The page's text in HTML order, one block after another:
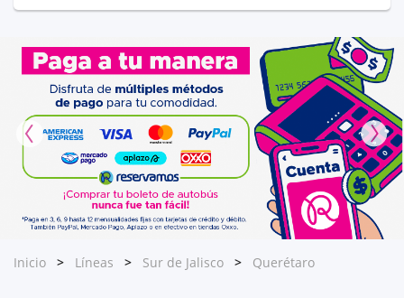
Inicio Líneas Sur de Jalisco Querétaro